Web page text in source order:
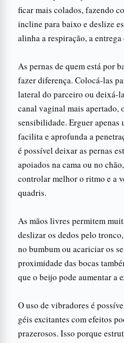
ficar mais colados, fazendo
incline para baixo e deslize
alinha a respiração, a
As pernas de quem está por
fazer diferença. Colocá-las
lateral do parceiro ou deixá-
canal vaginal mais apertado,
sensibilidade. Erguer apenas
facilita e aprofunda a
é possível deixar as pernas
apoiados na cama ou no
controlar melhor o ritmo e a
quadris.
As mãos livres permitem
deslizar os dedos pelo
no bumbum ou acariciar os
proximidade das bocas
que o beijo pode aumentar a
O uso de vibradores é
géis excitantes com efeitos
prazerosos. Isso porque